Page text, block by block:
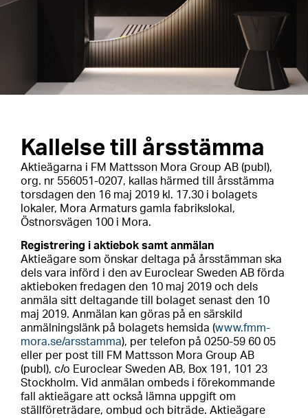
Kallelse till årsstämma
Aktieägarna i FM Mattsson Mora Group AB (publ),
org. nr 556051-0207, kallas härmed till årsstämma
torsdagen den 16 maj 2019 kl. 17.30 i bolagets
lokaler, Mora Armaturs gamla fabrikslokal,
Östnorsvägen 100 i Mora.
Registrering i aktiebok samt anmälan
Aktieägare som önskar deltaga på årsstämman ska
dels vara införd i den av Euroclear Sweden AB förda
aktieboken fredagen den 10 maj 2019 och dels
anmäla sitt deltagande till bolaget senast den 10
maj 2019. Anmälan kan göras på en särskild
anmälningslänk på bolagets hemsida (www.fmm-
mora.se/arsstamma), per telefon på 0250-59 60 05
eller per post till FM Mattsson Mora Group AB
(publ), c/o Euroclear Sweden AB, Box 191, 101 23
Stockholm. Vid anmälan ombeds i förekommande
fall aktieägare att också lämna uppgift om
ställföreträdare, ombud och biträde. Aktieägare